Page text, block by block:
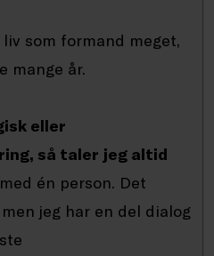
som formand meget,
mange år.
eller
så taler jeg altid
én person. Det
jeg har en del dialog